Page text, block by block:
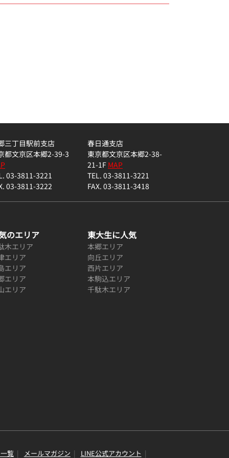
三丁目駅前支店
都文京区本郷2-39-3
03-3811-3221
03-3811-3222
春日通支店
東京都文京区本郷2-38-
21-1FMAP
TEL. 03-3811-3221
FAX. 03-3811-3418
のエリア
木エリア
エリア
エリア
エリア
エリア
東大生に人気
本郷エリア
向丘エリア
西片エリア
本駒込エリア
千駄木エリア
覧 メールマガジン LINE公式アカウント